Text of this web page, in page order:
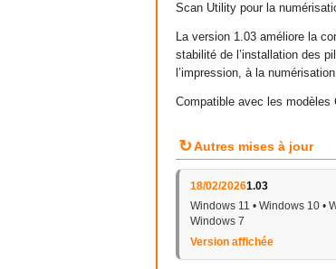
Scan Utility pour la
La version 1.03 améliore la
stabilité de l’installation des
l’impression, à la
Compatible avec les modèles
↻Autres mises à jour
18/02/20261.03
Windows 11 • Windows 10 •
Windows 7
Version affichée